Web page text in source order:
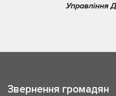
Управління
Звернення громадян